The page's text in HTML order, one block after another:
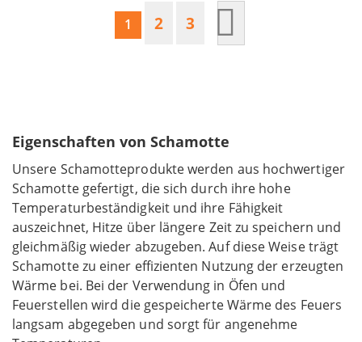
Seite
Sie lesen gerade Seite
1 Seite
2 Seite
3
Eigenschaften von Schamotte
Unsere Schamotteprodukte werden aus hochwertiger
Schamotte gefertigt, die sich durch ihre hohe
Temperaturbeständigkeit und ihre Fähigkeit
auszeichnet, Hitze über längere Zeit zu speichern und
gleichmäßig wieder abzugeben. Auf diese Weise trägt
Schamotte zu einer effizienten Nutzung der erzeugten
Wärme bei. Bei der Verwendung in Öfen und
Feuerstellen wird die gespeicherte Wärme des Feuers
langsam abgegeben und sorgt für angenehme